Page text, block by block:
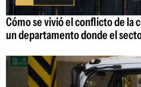
Cómo se vivió el conflicto de la
un departamento donde el